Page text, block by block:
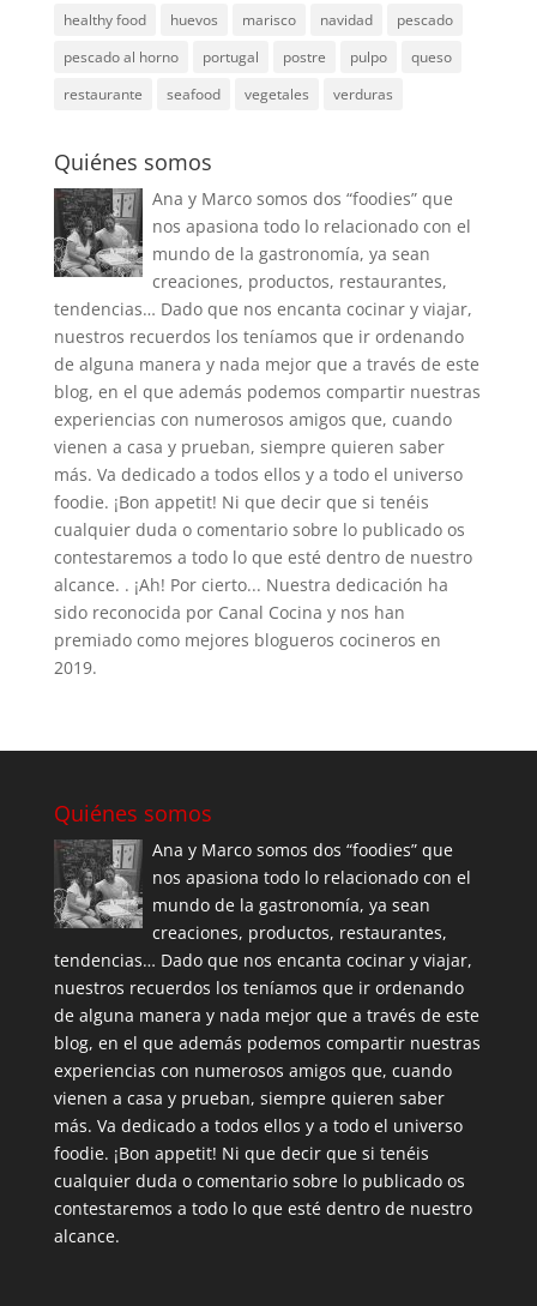
healthy food
huevos marisco navidad
pescado
pescado al horno
portugal postre pulpo
queso
restaurante
seafood vegetales verduras
Quiénes somos
Ana y Marco somos dos “foodies” que
nos apasiona todo lo relacionado con el
mundo de la gastronomía, ya sean
creaciones, productos, restaurantes,
tendencias… Dado que nos encanta cocinar y viajar,
nuestros recuerdos los teníamos que ir ordenando
de alguna manera y nada mejor que a través de este
blog, en el que además podemos compartir nuestras
experiencias con numerosos amigos que, cuando
vienen a casa y prueban, siempre quieren saber
más. Va dedicado a todos ellos y a todo el universo
foodie. ¡Bon appetit! Ni que decir que si tenéis
cualquier duda o comentario sobre lo publicado os
contestaremos a todo lo que esté dentro de nuestro
alcance. . ¡Ah! Por cierto... Nuestra dedicación ha
sido reconocida por Canal Cocina y nos han
premiado como mejores blogueros cocineros en
2019.
Quiénes somos
Ana y Marco somos dos “foodies” que
nos apasiona todo lo relacionado con el
mundo de la gastronomía, ya sean
creaciones, productos, restaurantes,
tendencias… Dado que nos encanta cocinar y viajar,
nuestros recuerdos los teníamos que ir ordenando
de alguna manera y nada mejor que a través de este
blog, en el que además podemos compartir nuestras
experiencias con numerosos amigos que, cuando
vienen a casa y prueban, siempre quieren saber
más. Va dedicado a todos ellos y a todo el universo
foodie. ¡Bon appetit! Ni que decir que si tenéis
cualquier duda o comentario sobre lo publicado os
contestaremos a todo lo que esté dentro de nuestro
alcance.